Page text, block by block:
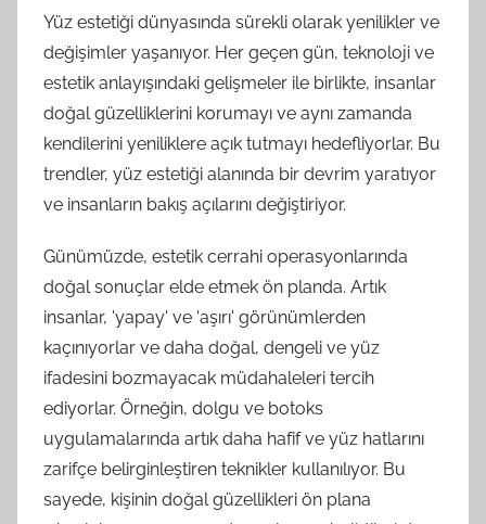
Yüz estetiği dünyasında sürekli olarak yenilikler ve
değişimler yaşanıyor. Her geçen gün, teknoloji ve
estetik anlayışındaki gelişmeler ile birlikte, insanlar
doğal güzelliklerini korumayı ve aynı zamanda
kendilerini yeniliklere açık tutmayı hedefliyorlar. Bu
trendler, yüz estetiği alanında bir devrim yaratıyor
ve insanların bakış açılarını değiştiriyor.
Günümüzde, estetik cerrahi operasyonlarında
doğal sonuçlar elde etmek ön planda. Artık
insanlar, 'yapay' ve 'aşırı' görünümlerden
kaçınıyorlar ve daha doğal, dengeli ve yüz
ifadesini bozmayacak müdahaleleri tercih
ediyorlar. Örneğin, dolgu ve botoks
uygulamalarında artık daha hafif ve yüz hatlarını
zarifçe belirginleştiren teknikler kullanılıyor. Bu
sayede, kişinin doğal güzellikleri ön plana